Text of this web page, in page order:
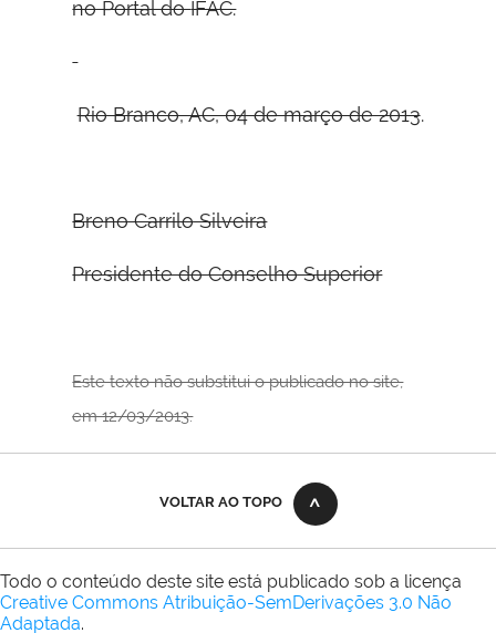
no Portal doIFAC.
Rio Branco, AC, 04 de março de 2013.
Breno Carrilo Silveira
Presidente do Conselho Superior
Este texto não substitui o publicado no site,
em 12/03/2013.
VOLTAR AO TOPO
Todo o conteúdo deste site está publicado sob a licença
Creative Commons Atribuição-SemDerivações 3.0 Não
Adaptada.